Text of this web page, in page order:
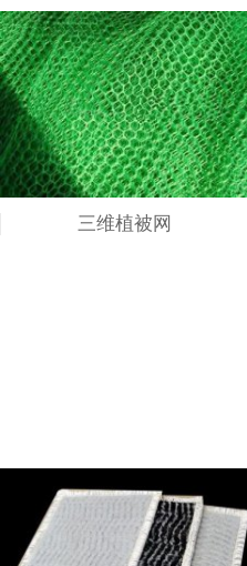
三维植被网